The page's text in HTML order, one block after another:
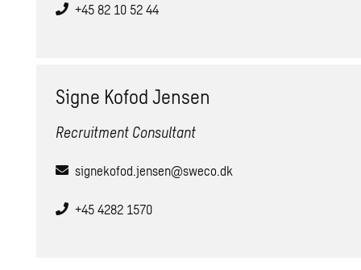
+45 82 10 52 44
Signe Kofod Jensen
Recruitment Consultant
signekofod.jensen@sweco.dk
+45 4282 1570